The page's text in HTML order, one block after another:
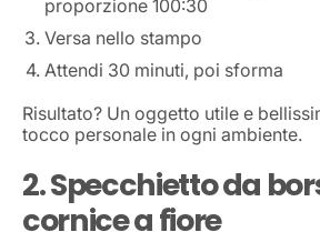
proporzione 100:30
Versa nello stampo
Attendi 30 minuti, poi sforma
Risultato? Un oggetto utile e
tocco personale in ogni ambiente.
2. Specchietto da
cornice a fiore